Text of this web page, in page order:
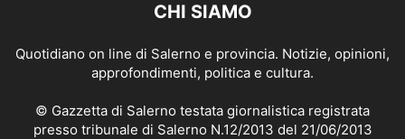
CHI SIAMO
Quotidiano on line di Salerno e provincia. Notizie, opinioni,
approfondimenti, politica e cultura.
© Gazzetta di Salerno testata giornalistica registrata
presso tribunale di Salerno N.12/2013 del 21/06/2013